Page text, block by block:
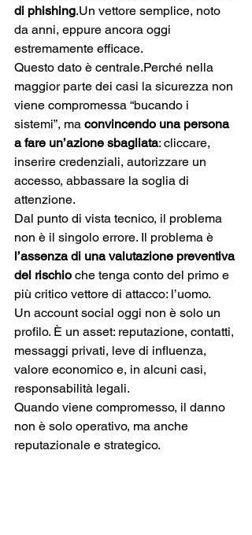
di phishing.Un vettore semplice, noto
da anni, eppure ancora oggi
estremamente efficace.
Questo dato è centrale.Perché nella
maggior parte dei casi la sicurezza non
viene compromessa “bucando i
sistemi”, ma convincendo una persona
a fare un’azione sbagliata: cliccare,
inserire credenziali, autorizzare un
accesso, abbassare la soglia di
attenzione.
Dal punto di vista tecnico, il problema
non è il singolo errore. Il problema è
l’assenza di una valutazione preventiva
del rischio che tenga conto del primo e
più critico vettore di attacco: l’uomo.
Un account social oggi non è solo un
profilo. È un asset: reputazione, contatti,
messaggi privati, leve di influenza,
valore economico e, in alcuni casi,
responsabilità legali.
Quando viene compromesso, il danno
non è solo operativo, ma anche
reputazionale e strategico.